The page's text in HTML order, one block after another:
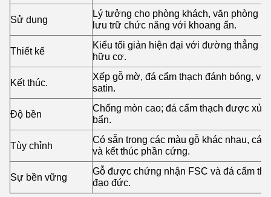
Sử dụng
Lý tưởng cho phòng khách, văn phòng
lưu trữ chức năng với khoang ẩn.
Thiết kế
Kiểu tối giản hiện đại với đường thẳng
hữu cơ.
Kết thúc.
Xếp gỗ mờ, đá cẩm thạch đánh bóng, và
satin.
Độ bền
Chống mòn cao; đá cẩm thạch được xử
bẩn.
Tùy chỉnh
Có sẵn trong các màu gỗ khác nhau, các
và kết thúc phần cứng.
Sự bền vững
Gỗ được chứng nhận FSC và đá cẩm
đạo đức.